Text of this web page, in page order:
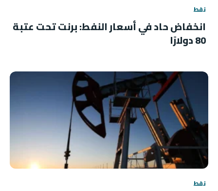
نفط
انخفاض حاد في أسعار النفط: برنت تحت عتبة
80 دولارًا
نفط